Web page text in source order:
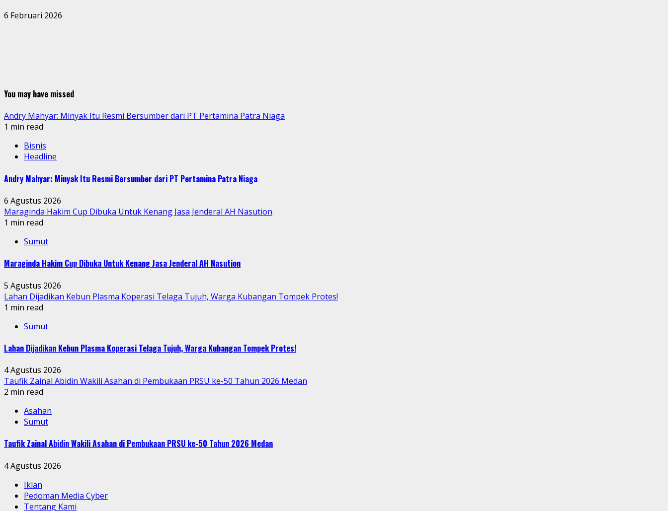
6 Februari 2026
You may have missed
Andry Mahyar: Minyak Itu Resmi Bersumber dari PT Pertamina Patra Niaga
1 min read
Bisnis
Headline
Andry Mahyar: Minyak Itu Resmi Bersumber dari PT Pertamina Patra Niaga
6 Agustus 2026
Maraginda Hakim Cup Dibuka Untuk Kenang Jasa Jenderal AH Nasution
1 min read
Sumut
Maraginda Hakim Cup Dibuka Untuk Kenang Jasa Jenderal AH Nasution
5 Agustus 2026
Lahan Dijadikan Kebun Plasma Koperasi Telaga Tujuh, Warga Kubangan Tompek Protes!
1 min read
Sumut
Lahan Dijadikan Kebun Plasma Koperasi Telaga Tujuh, Warga Kubangan Tompek Protes!
4 Agustus 2026
Taufik Zainal Abidin Wakili Asahan di Pembukaan PRSU ke-50 Tahun 2026 Medan
2 min read
Asahan
Sumut
Taufik Zainal Abidin Wakili Asahan di Pembukaan PRSU ke-50 Tahun 2026 Medan
4 Agustus 2026
Iklan
Pedoman Media Cyber
Tentang Kami